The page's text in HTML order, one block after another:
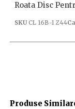
Produse
Roata Disc
SKU CL 16B-1 Z44